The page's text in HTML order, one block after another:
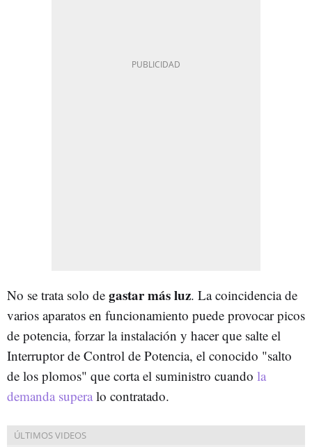
No se trata solo de gastar más luz. La coincidencia de
varios aparatos en funcionamiento puede provocar picos
de potencia, forzar la instalación y hacer que salte el
Interruptor de Control de Potencia, el conocido "salto
de los plomos" que corta el suministro cuando la
demanda supera lo contratado.